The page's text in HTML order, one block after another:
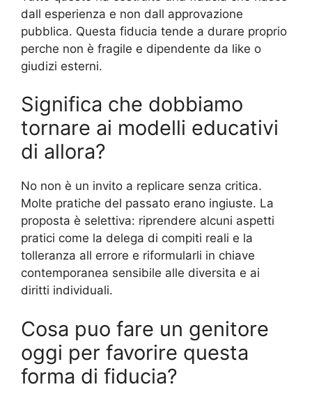
dall esperienza e non dall approvazione
pubblica. Questa fiducia tende a durare proprio
perche non è fragile e dipendente da like o
giudizi esterni.
Significa che dobbiamo
tornare ai modelli educativi
di allora?
No non è un invito a replicare senza critica.
Molte pratiche del passato erano ingiuste. La
proposta è selettiva: riprendere alcuni aspetti
pratici come la delega di compiti reali e la
tolleranza all errore e riformularli in chiave
contemporanea sensibile alle diversita e ai
diritti individuali.
Cosa puo fare un genitore
oggi per favorire questa
forma di fiducia?